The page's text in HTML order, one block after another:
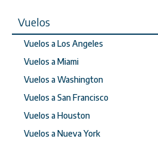
Vuelos
Vuelos a Los Angeles
Vuelos a Miami
Vuelos a Washington
Vuelos a San Francisco
Vuelos a Houston
Vuelos a Nueva York